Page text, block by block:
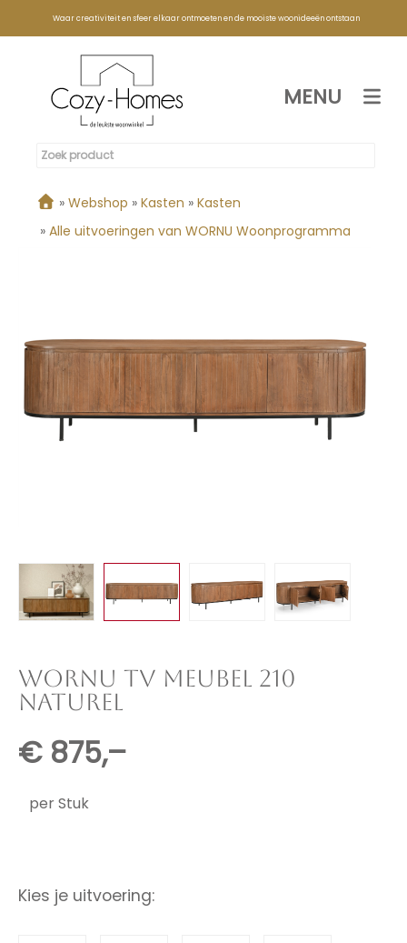
Waar creativiteit en sfeer elkaar ontmoeten en de mooiste woonideeën ontstaan
MENU
» Webshop » Kasten » Kasten
» Alle uitvoeringen van WORNU Woonprogramma
WORNU TV MEUBEL 210
NATUREL
€ 875,–
per Stuk
Kies je uitvoering: